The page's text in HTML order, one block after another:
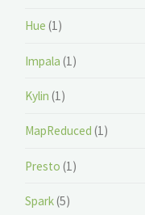
Hue (1)
Impala (1)
Kylin (1)
MapReduced (1)
Presto (1)
Spark(5)